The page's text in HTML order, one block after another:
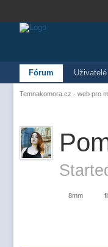
Fórum Uživatelé
Temnakomora.cz - web pro
8mm